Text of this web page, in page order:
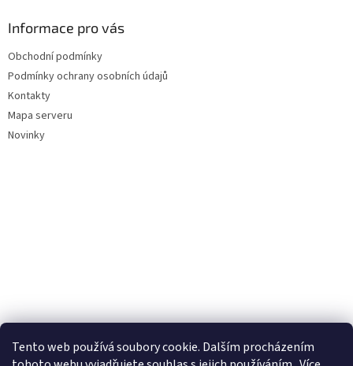
Tento web používá soubory cookie. Dalším procházením
Informace pro vás
Obchodní podmínky
Podmínky ochrany osobních údajů
Kontakty
Mapa serveru
Novinky